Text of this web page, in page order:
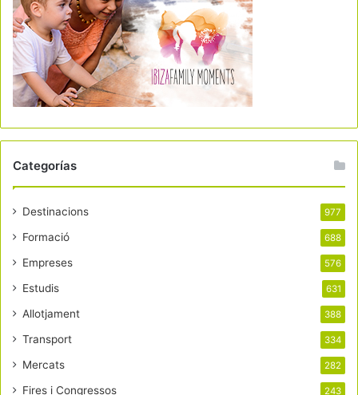
Categorías
Destinacions 977
Formació 688
Empreses 576
Estudis 631
Allotjament 388
Transport 334
Mercats 282
Fires i Congressos 243